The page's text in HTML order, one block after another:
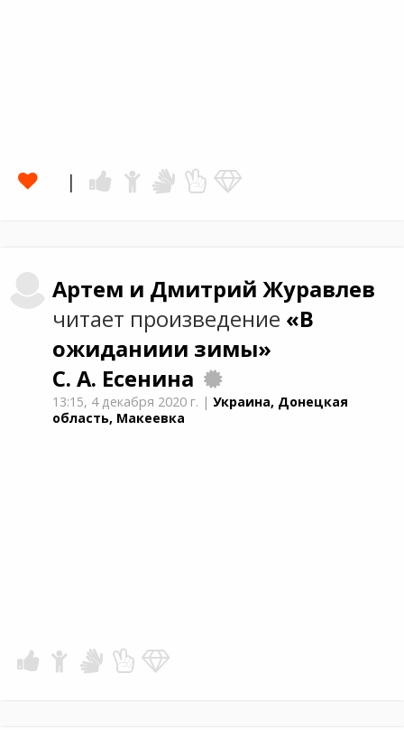
Артем и Дмитрий Журавлев
читает произведение «В
ожиданиии зимы»
С. А. Есенина
13:15, 4 декабря 2020 г. |Украина, Донецкая
область, Макеевка